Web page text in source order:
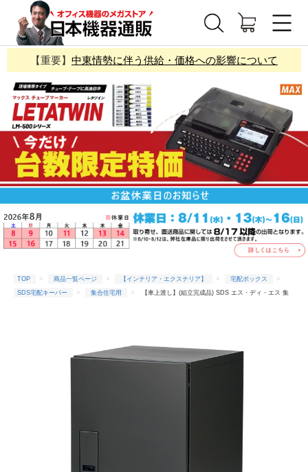
【重要】 中東情勢に伴う供給・価格への影響について
TOP 商品一覧ページ 【インテリア・エクステリア】
宅配ボックス
SDS宅配キーパー
集合住宅用
【車上渡し】(組立完成品) SDS エス・ディ・エス 集